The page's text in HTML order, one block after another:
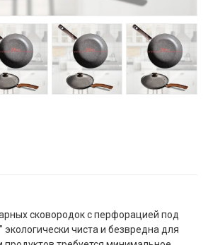
сковородок с перфорацией под
экологически чиста и безвредна для